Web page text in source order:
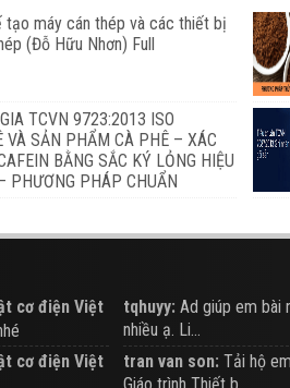
tạo máy cán thép và các thiết bị
(Đỗ Hữu Nhơn) Full
TCVN 9723:2013 ISO
SẢN PHẨM CÀ PHÊ – XÁC
BẰNG SẮC KÝ LỎNG HIỆU
PHƯƠNG PHÁP CHUẨN
cơ điện Việt
tqhuyy: Ad giúp em bài
nhiều ạ. Li...
cơ điện Việt
tran van son: Tải hộ